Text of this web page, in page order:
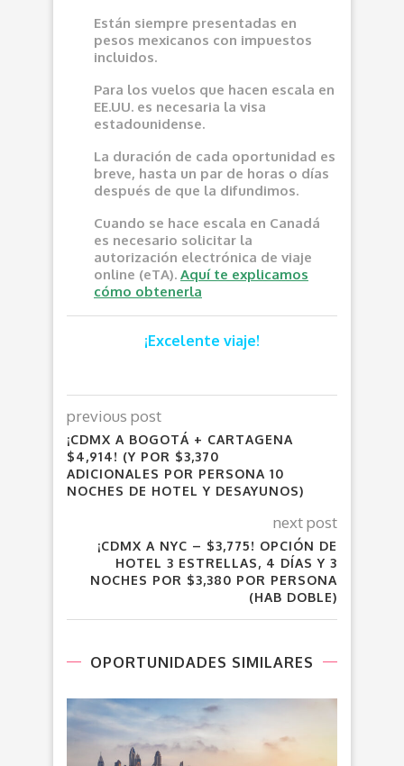
Están siempre presentadas en
pesos mexicanos con impuestos
incluidos.
Para los vuelos que hacen escala en
EE.UU. es necesaria la visa
estadounidense.
La duración de cada oportunidad es
breve, hasta un par de horas o días
después de que la difundimos.
Cuando se hace escala en Canadá
es necesario solicitar la
autorización electrónica de viaje
online (eTA). Aquí te explicamos
cómo obtenerla
¡Excelente viaje!
previous post
¡CDMX A BOGOTÁ + CARTAGENA
$4,914! (Y POR $3,370
ADICIONALES POR PERSONA 10
NOCHES DE HOTEL Y DESAYUNOS)
next post
¡CDMX A NYC – $3,775! OPCIÓN DE
HOTEL 3 ESTRELLAS, 4 DÍAS Y 3
NOCHES POR $3,380 POR PERSONA
(HAB DOBLE)
OPORTUNIDADES SIMILARES